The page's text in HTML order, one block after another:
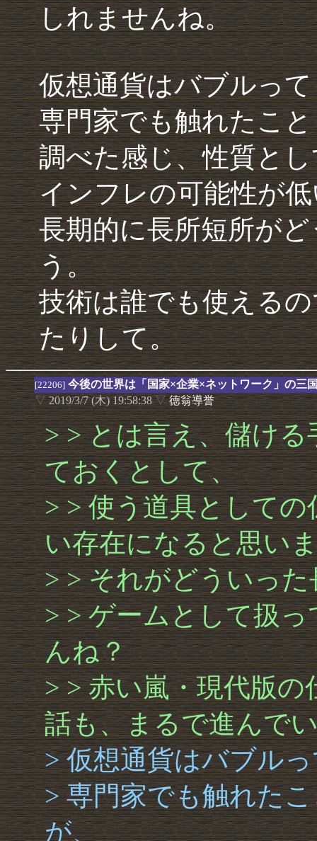
しれませんね。
仮想通貨はバブルっ
専門家でも触れたこ
調べた感じ、性質と
インフレの可能性が
長期的に長所短所が
う。
技術は誰でも使える
たりして。
[22206] 今後の世界は「国家×企業×ネットワーク」の三
▽2019/3/7 (木) 19:58:38▽徳翁導誉
> > とは言え、儲け
ておくとして、
> > 使う道具として
い存在になると思い
> > それがどういっ
> > ゲームとして扱
んね？
> > 赤い嵐・現代版
話も、まるで進んで
> 仮想通貨はバブル
> 専門家でも触れた
が、